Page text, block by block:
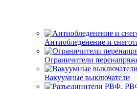
Антиобледенение и
Ограничители
Вакуумные выключатели